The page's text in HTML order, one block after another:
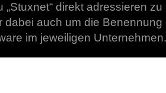
„Stuxnet“ direkt adressieren
dabei auch um die
im jeweiligen